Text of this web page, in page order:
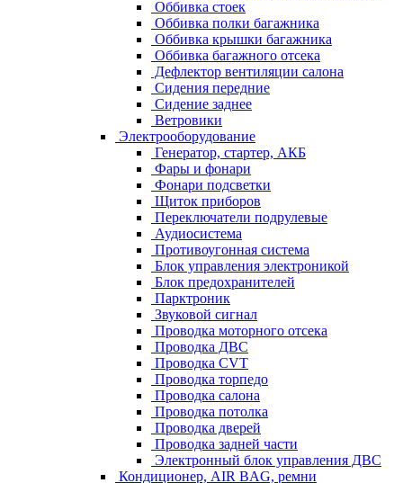
Оббивка стоек
Оббивка полки багажника
Оббивка крышки багажника
Оббивка багажного отсека
Дефлектор вентиляции салона
Сидения передние
Сидение заднее
Ветровики
Электрооборудование
Генератор, стартер, АКБ
Фары и фонари
Фонари подсветки
Щиток приборов
Переключатели подрулевые
Аудиосистема
Противоугонная система
Блок управления электроникой
Блок предохранителей
Парктроник
Звуковой сигнал
Проводка моторного отсека
Проводка ДВС
Проводка CVT
Проводка торпедо
Проводка салона
Проводка потолка
Проводка дверей
Проводка задней части
Электронный блок управления ДВС
Кондиционер, AIR BAG, ремни